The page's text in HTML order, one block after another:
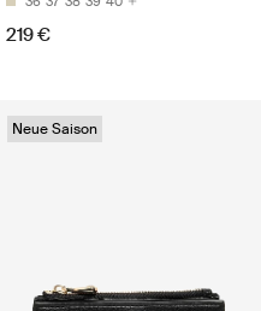
219 €
Neue Saison